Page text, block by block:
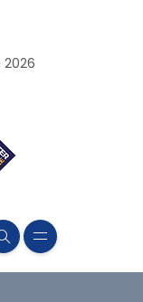
2026